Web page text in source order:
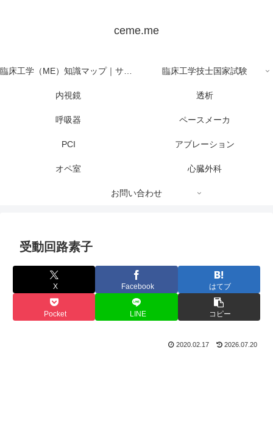
ceme.me
臨床工学（ME）知識マップ｜サイト全体の目次 臨床工学技士国家試験
内視鏡 透析
呼吸器 ペースメーカ
PCI アブレーション
オペ室 心臓外科
お問い合わせ
受動回路素子
X Facebook はてブ
Pocket LINE コピー
2020.02.17 2026.07.20